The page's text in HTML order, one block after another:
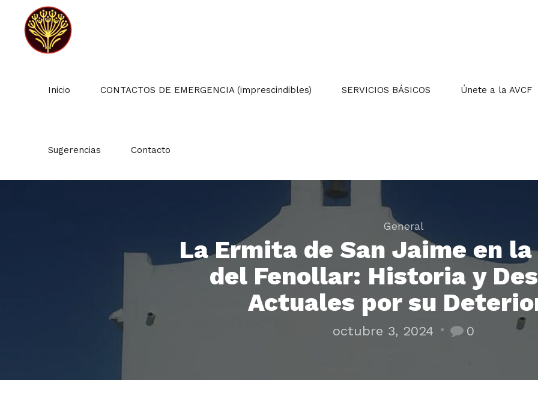
Inicio CONTACTOS DE EMERGENCIA (imprescindibles) SERVICIOS BÁSICOS Únete a la AVCF
Sugerencias Contacto
General
La Ermita de San Jaime en la
del Fenollar: Historia y
Actuales por su
octubre 3, 2024 0